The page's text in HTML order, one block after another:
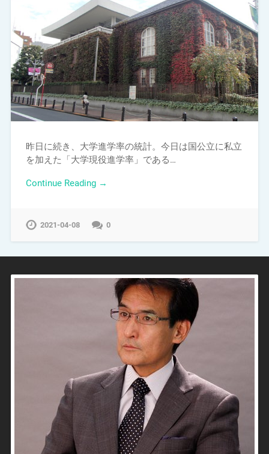
昨日に続き、大学進学率の統計。今日は国公立に私立
を加えた「大学現役進学率」である…
Continue Reading →
2021-04-08 0